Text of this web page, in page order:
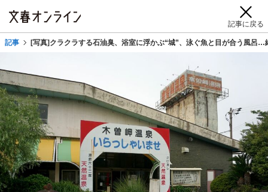
記事に戻る
記事 [写真]クラクラする石油臭、浴室に浮かぶ“城”、泳ぐ魚と目が合う風呂